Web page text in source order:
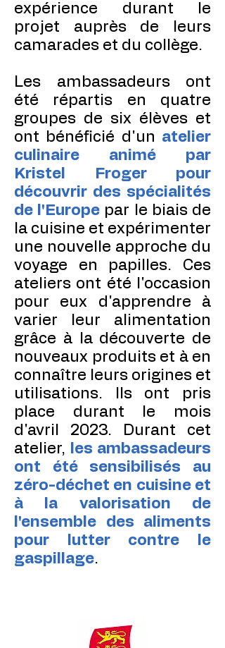
expérience durant le
projet auprès de leurs
camarades et du collège.
Les ambassadeurs ont
été répartis en quatre
groupes de six élèves et
ont bénéficié d'un atelier
culinaire animé par
Kristel Froger pour
découvrir des spécialités
de l'Europe par le biais de
la cuisine et expérimenter
une nouvelle approche du
voyage en papilles. Ces
ateliers ont été l'occasion
pour eux d'apprendre à
varier leur alimentation
grâce à la découverte de
nouveaux produits et à en
connaître leurs origines et
utilisations. Ils ont pris
place durant le mois
d'avril 2023. Durant cet
atelier,
es ambassadeurs
ont été sensibilisés au
zéro-déchet en cuisine et
à la valorisation de
l'ensemble des aliments
pour lutter contre le
gaspillage.